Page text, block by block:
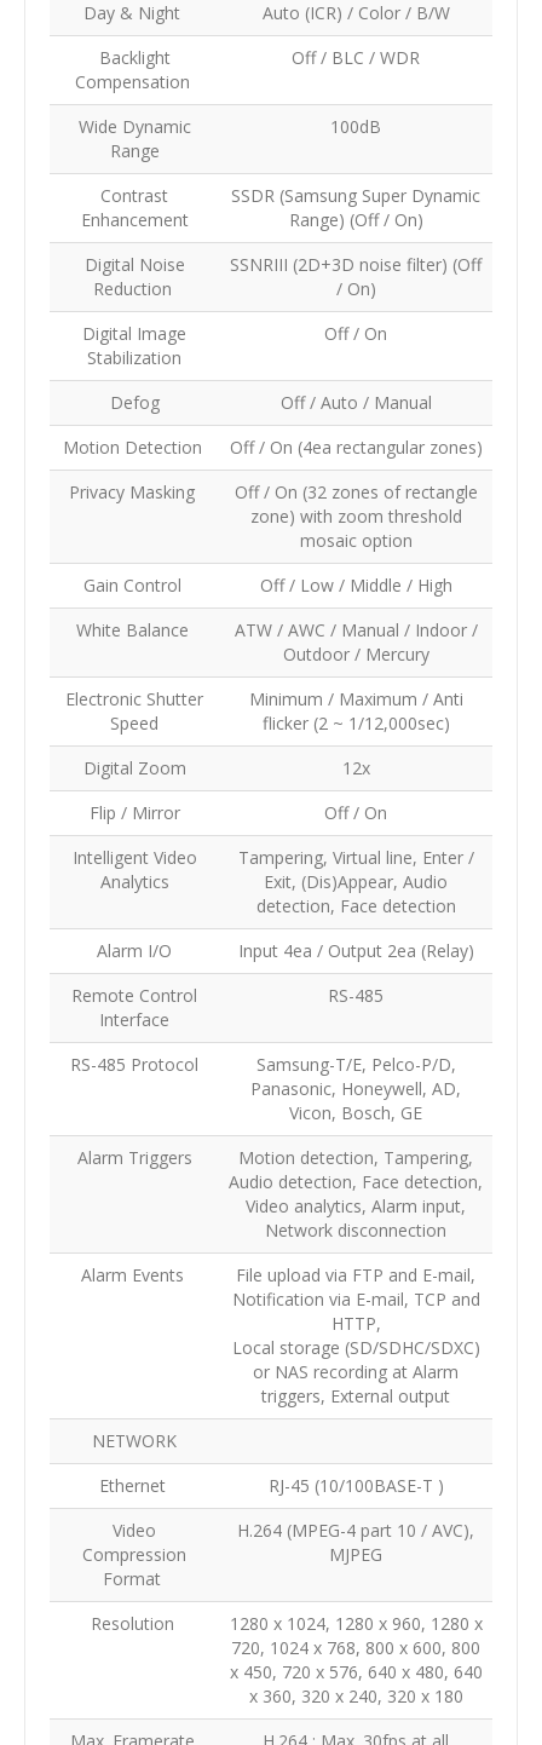
Day & Night
Auto (ICR) / Color / B/W
Backlight
Compensation
Off / BLC / WDR
Wide Dynamic
Range
100dB
Contrast
Enhancement
SSDR (Samsung Super Dynamic
Range) (Off / On)
Digital Noise
Reduction
SSNRIII (2D+3D noise filter) (Off
/ On)
Digital Image
Stabilization
Off / On
Defog
Off / Auto / Manual
Motion Detection
Off / On (4ea rectangular zones)
Privacy Masking
Off / On (32 zones of rectangle
zone) with zoom threshold
mosaic option
Gain Control
Off / Low / Middle / High
White Balance
ATW / AWC / Manual / Indoor /
Outdoor / Mercury
Electronic Shutter
Speed
Minimum / Maximum / Anti
flicker (2 ~ 1/12,000sec)
Digital Zoom
12x
Flip / Mirror
Off / On
Intelligent Video
Analytics
Tampering, Virtual line, Enter /
Exit, (Dis)Appear, Audio
detection, Face detection
Alarm I/O
Input 4ea / Output 2ea (Relay)
Remote Control
Interface
RS-485
RS-485 Protocol
Samsung-T/E, Pelco-P/D,
Panasonic, Honeywell, AD,
Vicon, Bosch, GE
Alarm Triggers
Motion detection, Tampering,
Audio detection, Face detection,
Video analytics, Alarm input,
Network disconnection
Alarm Events
File upload via FTP and E-mail,
Notification via E-mail, TCP and
HTTP,
Local storage (SD/SDHC/SDXC)
or NAS recording at Alarm
triggers, External output
NETWORK
Ethernet
RJ-45 (10/100BASE-T )
Video
Compression
Format
H.264 (MPEG-4 part 10 / AVC),
MJPEG
Resolution
1280 x 1024, 1280 x 960, 1280 x
720, 1024 x 768, 800 x 600, 800
x 450, 720 x 576, 640 x 480, 640
x 360, 320 x 240, 320 x 180